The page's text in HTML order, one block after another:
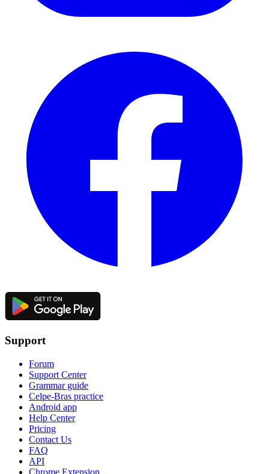
Support
Forum
Support Center
Grammar guide
Celpe-Bras practice
Android app
Help Center
Pricing
Contact Us
FAQ
API
Chrome Extension